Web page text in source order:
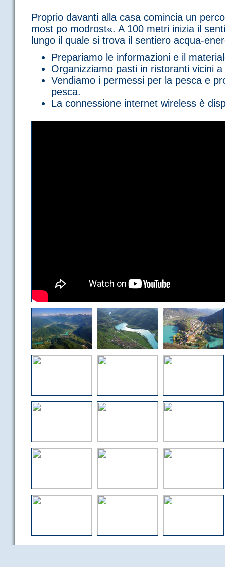
Proprio davanti alla casa comincia un
most po modrost«. A 100 metri inizia il
lungo il quale si trova il sentiero acqua-
Prepariamo le informazioni e il
Organizziamo pasti in ristoranti vicini
Vendiamo i permessi per la pesca e
pesca.
La connessione internet wireless è